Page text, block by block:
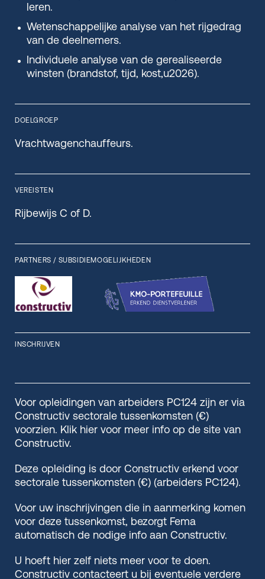
leren.
Wetenschappelijke analyse van het rijgedrag
van de deelnemers.
Individuele analyse van de gerealiseerde
winsten (brandstof, tijd, kost,u2026).
DOELGROEP
Vrachtwagenchauffeurs.
VEREISTEN
Rijbewijs C of D.
PARTNERS / SUBSIDIEMOGELIJKHEDEN
INSCHRIJVEN
Voor opleidingen van arbeiders PC124 zijn er via
Constructiv sectorale tussenkomsten (€)
voorzien. Klik hier voor meer info op de site van
Constructiv.
Deze opleiding is door Constructiv erkend voor
sectorale tussenkomsten (€) (arbeiders PC124).
Voor uw inschrijvingen die in aanmerking komen
voor deze tussenkomst, bezorgt Fema
automatisch de nodige info aan Constructiv.
U hoeft hier zelf niets meer voor te doen.
Constructiv contacteert u bij eventuele verdere